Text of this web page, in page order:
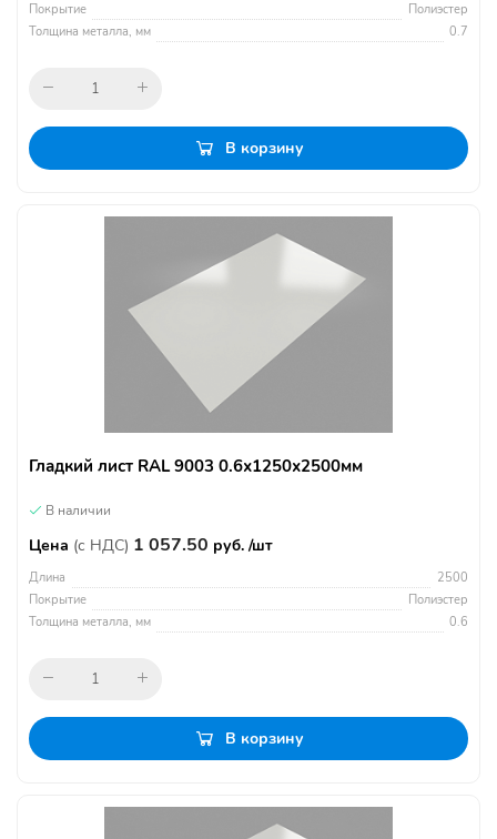
Покрытие
Полиэстер
Толщина металла, мм
0.7
В корзину
Гладкий лист RAL 9003 0.6х1250х2500мм
В наличии
Цена (с НДС) 1 057.50 руб. /шт
Длина
2500
Покрытие
Полиэстер
Толщина металла, мм
0.6
В корзину